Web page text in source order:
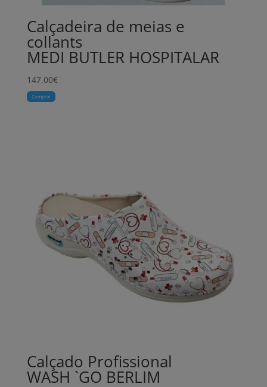
Calçadeira de meias e
collants
MEDI BUTLER HOSPITALAR
147,00€
Comprar
Calçado Profissional
WASH `GO BERLIM